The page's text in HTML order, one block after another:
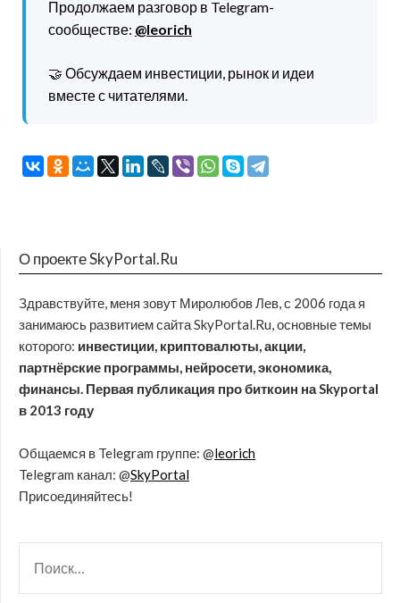
Продолжаем разговор в Telegram-
сообществе: @leorich
🤝 Обсуждаем инвестиции, рынок и идеи
вместе с читателями.
О проекте SkyPortal.Ru
Здравствуйте, меня зовут Миролюбов Лев, с 2006 года я
занимаюсь развитием сайта SkyPortal.Ru, основные темы
которого: инвестиции, криптовалюты, акции,
партнёрские программы, нейросети, экономика,
финансы. Первая публикация про биткоин на Skyportal
в 2013 году
Общаемся в Telegram группе: @leorich
Telegram канал: @SkyPortal
Присоединяйтесь!